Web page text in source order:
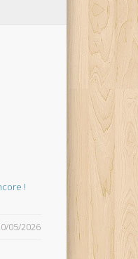
!
05/2026